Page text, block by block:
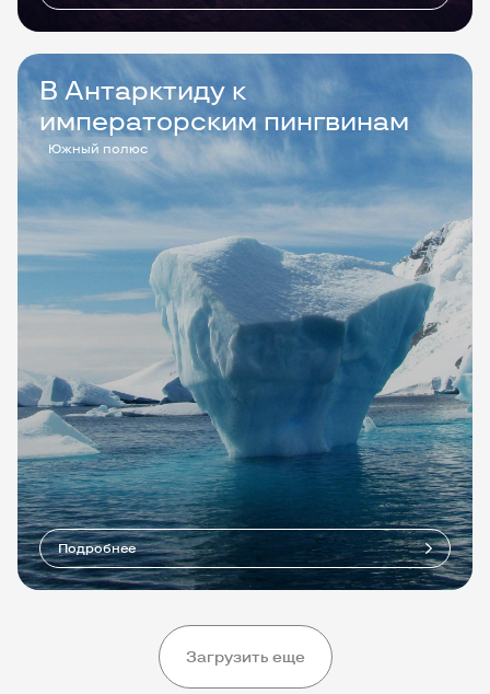
В Антарктиду к
императорским пингвинам
Южный полюс
Подробнее
Загрузить еще